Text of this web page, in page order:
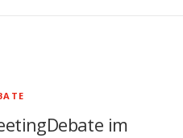
im